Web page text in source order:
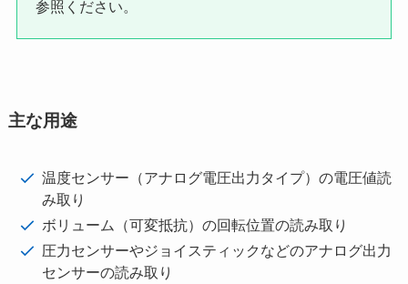
参照ください。
主な用途
温度センサー（アナログ電圧出力タイプ）の電圧値読
み取り
ボリューム（可変抵抗）の回転位置の読み取り
圧力センサーやジョイスティックなどのアナログ出力
センサーの読み取り